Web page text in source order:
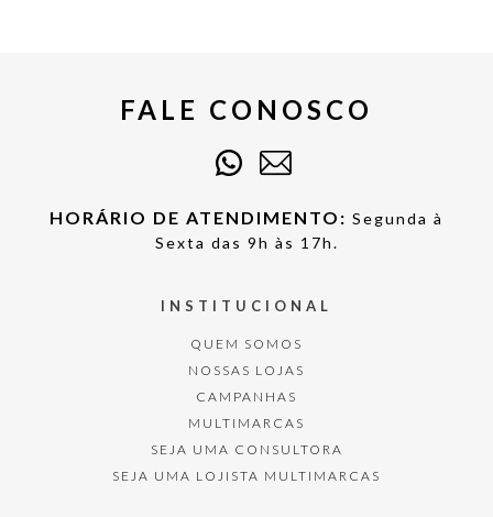
FALE CONOSCO
HORÁRIO DE ATENDIMENTO: Segunda à
Sexta das 9h às 17h.
INSTITUCIONAL
QUEM SOMOS
NOSSAS LOJAS
CAMPANHAS
MULTIMARCAS
SEJA UMA CONSULTORA
SEJA UMA LOJISTA MULTIMARCAS